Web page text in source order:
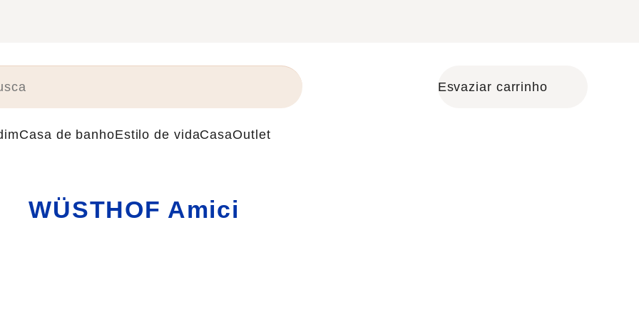
Shopping cart
Esvaziar carrinho
Casa de banhoEstilo de vidaCasaOutlet
WÜSTHOF Amici